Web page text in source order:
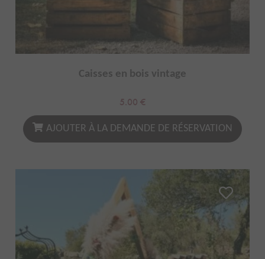
Caisses en bois vintage
5.00 €
AJOUTER À LA DEMANDE DE RÉSERVATION